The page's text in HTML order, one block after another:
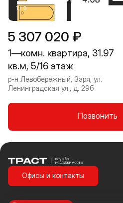
5 307 020 ₽
1—комн. квартира, 31.97
кв.м, 5/16 этаж
р-н Левобережный, Заря, ул.
Ленинградская ул., д. 29б
Позвонить
1 / 9
Траст | Служба недвижимости
Офисы и контакты